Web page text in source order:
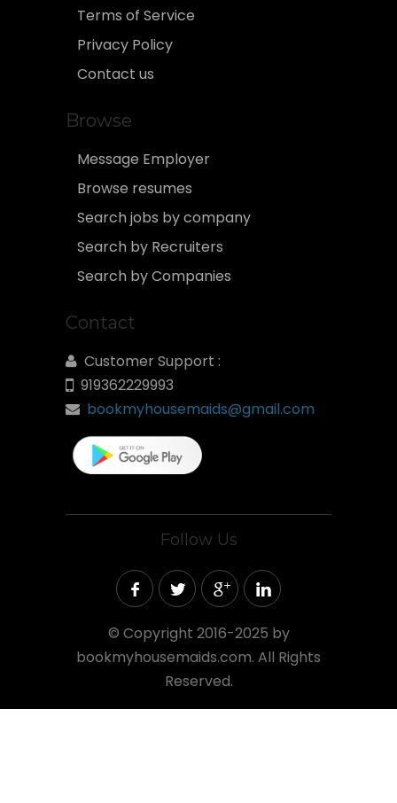
Terms of Service
Privacy Policy
Contact us
Browse
Message Employer
Browse resumes
Search jobs by company
Search by Recruiters
Search by Companies
Contact
Customer Support :
919362229993
bookmyhousemaids@gmail.com
Follow Us
© Copyright 2016-2025 by
bookmyhousemaids.com. All Rights
Reserved.